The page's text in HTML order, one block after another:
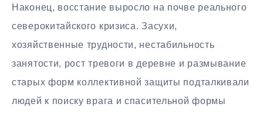
Наконец, восстание выросло на почве реального
северокитайского кризиса. Засухи,
хозяйственные трудности, нестабильность
занятости, рост тревоги в деревне и размывание
старых форм коллективной защиты подталкивали
людей к поиску врага и спасительной формы